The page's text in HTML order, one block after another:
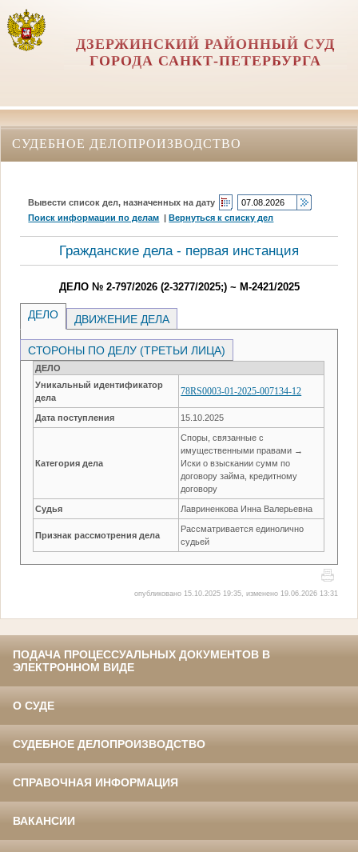
ДЗЕРЖИНСКИЙ РАЙОННЫЙ СУД
ГОРОДА САНКТ-ПЕТЕРБУРГА
СУДЕБНОЕ ДЕЛОПРОИЗВОДСТВО
Вывести список дел, назначенных на дату
Поиск информации по делам |Вернуться к списку дел
Гражданские дела - первая инстанция
ДЕЛО № 2-797/2026 (2-3277/2025;) ~ М-2421/2025
ДЕЛО ДВИЖЕНИЕ ДЕЛА
СТОРОНЫ ПО ДЕЛУ (ТРЕТЬИ ЛИЦА)
ДЕЛО
Уникальный идентификатор
дела
78RS0003-01-2025-007134-12
Дата поступления 15.10.2025
Категория дела
Споры, связанные с
имущественными правами →
Иски о взыскании сумм по
договору займа, кредитному
договору
Судья Лавриненкова Инна Валерьевна
Признак рассмотрения дела
Рассматривается единолично
судьей
опубликовано 15.10.2025 19:35, изменено 19.06.2026 13:31
ПОДАЧА ПРОЦЕССУАЛЬНЫХ ДОКУМЕНТОВ В
ЭЛЕКТРОННОМ ВИДЕ
О СУДЕ
СУДЕБНОЕ ДЕЛОПРОИЗВОДСТВО
СПРАВОЧНАЯ ИНФОРМАЦИЯ
ВАКАНСИИ